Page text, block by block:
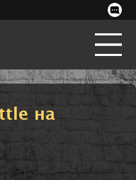
на